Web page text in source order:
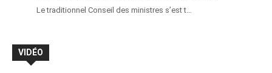
Le traditionnel Conseil des ministres s’est t…
VIDÉO